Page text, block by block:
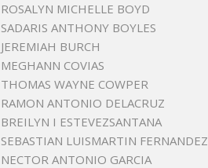
ROSALYN MICHELLE BOYD
SADARIS ANTHONY BOYLES
JEREMIAH BURCH
MEGHANN COVIAS
THOMAS WAYNE COWPER
RAMON ANTONIO DELACRUZ
BREILYN I ESTEVEZSANTANA
SEBASTIAN LUISMARTIN FERNANDEZ
NECTOR ANTONIO GARCIA